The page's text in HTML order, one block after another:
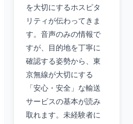
を大切にするホスピタ
リティが伝わってきま
す。音声のみの情報で
すが、目的地を丁寧に
確認する姿勢から、東
京無線が大切にする
「安心・安全」な輸送
サービスの基本が読み
取れます。未経験者に